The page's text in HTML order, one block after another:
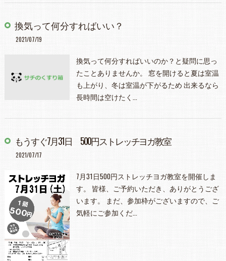
換気って何分すればいい？
2021/07/19
換気って何分すればいいのか？と疑問に思っ
たことありませんか。 窓を開けると夏は室温
も上がり、冬は室温が下がるため 出来るなら
長時間は空けたく…
もうすぐ7月31日 500円ストレッチヨガ教室
2021/07/17
7月31日500円ストレッチヨガ教室を開催しま
す。 皆様、ご予約いただき、ありがとうござ
います。 まだ、参加枠がございますので、ご
気軽にご参加くだ…